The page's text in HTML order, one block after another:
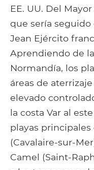
EE. UU. Del
que sería seguido
Jean Ejército
Aprendiendo de
Normandía, los
áreas de
elevado
la costa Var al
playas
(Cavalaire-sur-
Camel (Saint-